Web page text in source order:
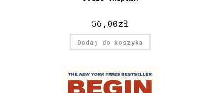
56,00zł
Dodaj do koszyka